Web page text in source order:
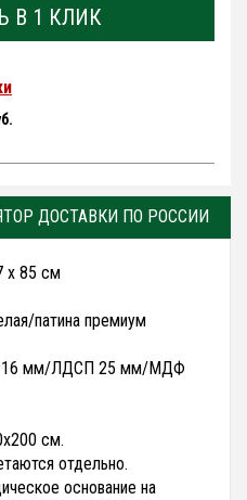
В 1 КЛИК
ДОСТАВКИ ПО РОССИИ
х 85 см
патина премиум
мм/ЛДСП 25 мм/МДФ
см.
отдельно.
основание на